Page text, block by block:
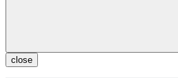
close